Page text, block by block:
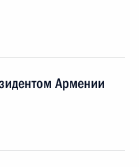
Армении